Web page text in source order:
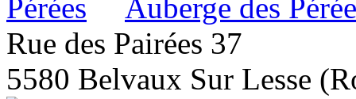
Auberge des
Rue des Pairées 37
5580 Belvaux Sur Lesse